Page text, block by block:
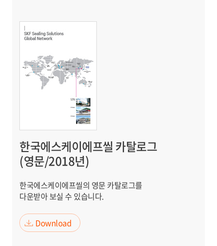
한국에스케이에프씰 카탈로그
(영문/2018년)
한국에스케이에프씰의 영문 카탈로그를
다운받아 보실 수 있습니다.
Download